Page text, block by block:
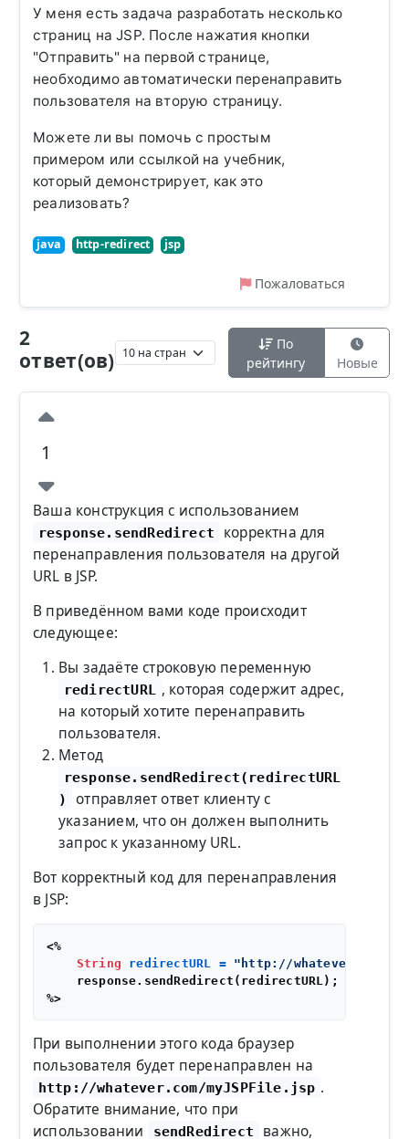
У меня есть задача разработать несколько
страниц на JSP. После нажатия кнопки
"Отправить" на первой странице,
необходимо автоматически перенаправить
пользователя на вторую страницу.
Можете ли вы помочь с простым
примером или ссылкой на учебник,
который демонстрирует, как это
реализовать?
java http-redirect jsp
Пожаловаться
2
ответ(ов)
По
рейтингу
Новые
1
Ваша конструкция с использованием
response.sendRedirect
корректна для
перенаправления пользователя на другой
URL в JSP.
В приведённом вами коде происходит
следующее:
Вы задаёте строковую переменную
redirectURL
, которая содержит адрес,
на который хотите перенаправить
пользователя.
Метод
response.sendRedirect(redirectURL
)
отправляет ответ клиенту с
указанием, что он должен выполнить
запрос к указанному URL.
Вот корректный код для перенаправления
в JSP:
<%
String
redirectURL =
"http://whatever.com/
    response.sendRedirect(redirectURL);
При выполнении этого кода браузер
пользователя будет перенаправлен на
http://whatever.com/myJSPFile.jsp .
Обратите внимание, что при
использовании
sendRedirect важно,